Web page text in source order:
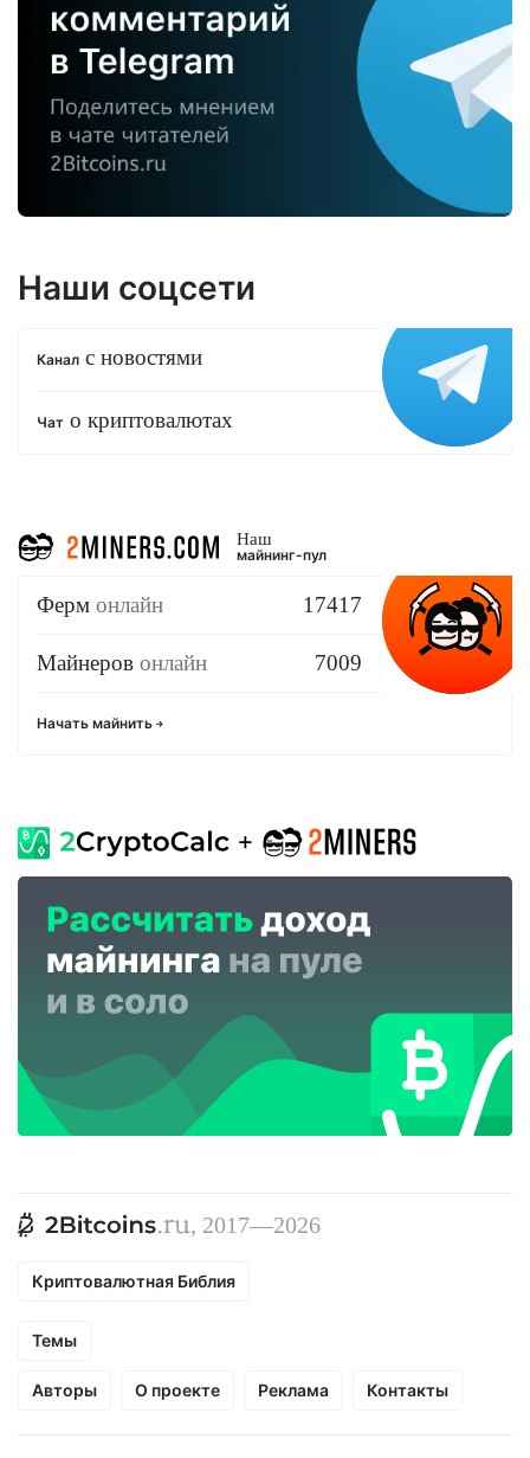
Наши соцсети
Канал с новостями
Чат о криптовалютах
Наш
майнинг-пул
Ферм онлайн 17417
Майнеров онлайн 7009
Начать майнить
, 2017—2026
Криптовалютная Библия
Темы
Авторы О проекте Реклама Контакты